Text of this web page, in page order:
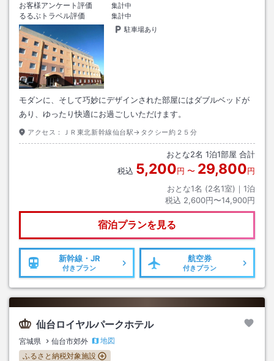
お客様アンケート評価
集計中
るるぶトラベル評価
集計中
駐車場あり
モダンに、そして巧妙にデザインされた部屋にはダブルベッドが
あり、ゆったり快適にお過ごしいただけます。
アクセス： ＪＲ東北新幹線仙台駅→タクシー約２５分
おとな2名 1泊1部屋 合計
税込 5,200円 〜 29,800円
おとな1名 (2名1室)｜ 1泊
税込 2,600円〜14,900円
宿泊プランを見る
新幹線・JR
付きプラン
航空券
付きプラン
仙台ロイヤルパークホテル
宮城県 仙台市郊外
地図
ふるさと納税対象施設